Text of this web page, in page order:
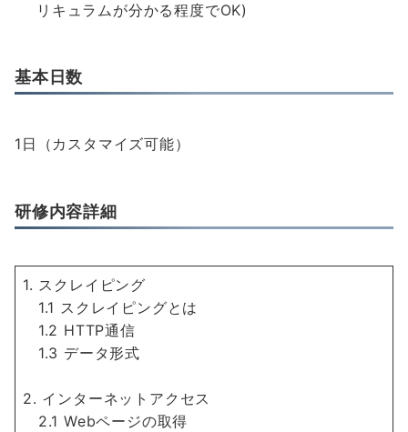
リキュラムが分かる程度でOK)
基本日数
1日（カスタマイズ可能）
研修内容詳細
1. スクレイピング
1.1 スクレイピングとは
1.2 HTTP通信
1.3 データ形式
2. インターネットアクセス
2.1 Webページの取得